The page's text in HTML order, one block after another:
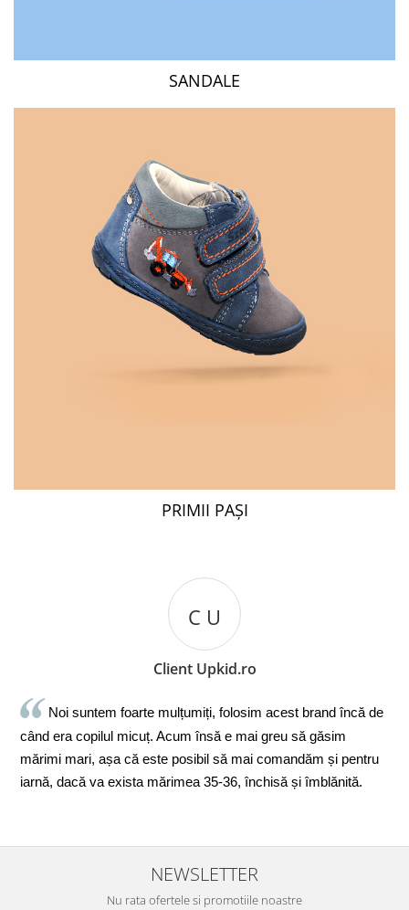
SANDALE
PRIMII PAȘI
C U
Client Upkid.ro
Noi suntem foarte mulțumiți, folosim acest brand încă de
când era copilul micuț. Acum însă e mai greu să găsim
mărimi mari, așa că este posibil să mai comandăm și pentru
iarnă, dacă va exista mărimea 35-36, închisă și îmblănită.
NEWSLETTER
Nu rata ofertele si promotiile noastre